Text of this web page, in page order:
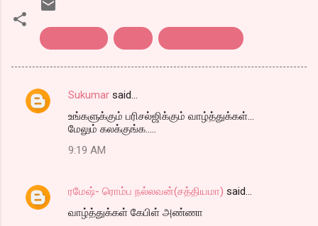
C
n
Sukumar said…
உங்களுக்கும் பரிசல்ஜிக்கும் வாழ்த்துக்கள்...
மேலும் கலக்குங்க.....
9:19 AM
ரமேஷ்- ரொம்ப நல்லவன்(சத்தியமா) said…
வாழ்த்துக்கள் கேபிள் அண்ணா